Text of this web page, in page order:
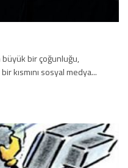
büyük bir çoğunluğu,
kısmını sosyal medya...